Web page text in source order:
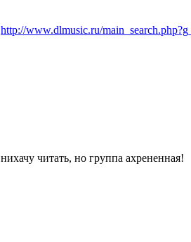
http://www.dlmusic.ru/
нихачу читать, но группа ахрененная!